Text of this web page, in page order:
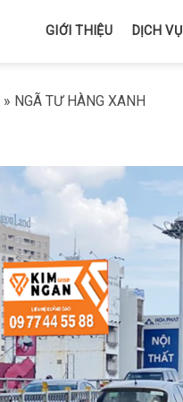
GIỚI THIỆU DỊCH VỤ
» NGÃ TƯ HÀNG XANH